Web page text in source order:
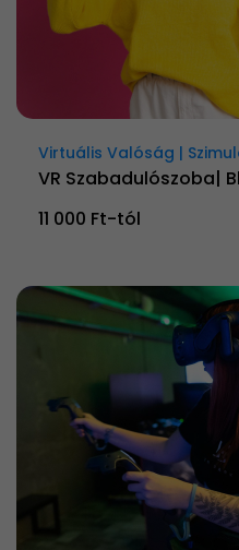
Virtuális Valóság |
VR Szabadulószoba|
11 000 Ft-tól